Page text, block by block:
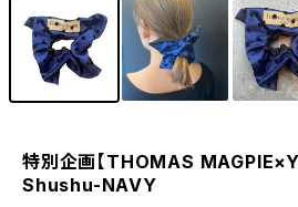
特別企画【THOMAS
Shushu-NAVY